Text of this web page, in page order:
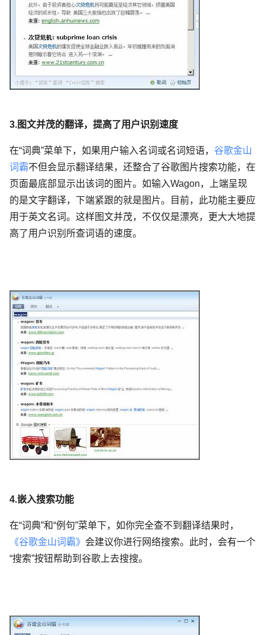
3.图文并茂的翻译，提高了用户识别速度
在“词典”菜单下，如果用户输入名词或名词短语， 谷歌金山
词霸不但会显示翻译结果，还整合了谷歌图片搜索功能，在
页面最底部显示出该词的图片。如输入Wagon，上端呈现
的是文字翻译，下端紧跟的就是图片。目前，此功能主要应
用于英文名词。这样图文并茂，不仅仅是漂亮，更大大地提
高了用户识别所查词语的速度。
4.嵌入搜索功能
在“词典”和“例句”菜单下，如你完全查不到翻译结果时，
《谷歌金山词霸》 会建议你进行网络搜索。此时，会有一个
“搜索”按钮帮助到谷歌上去搜搜。